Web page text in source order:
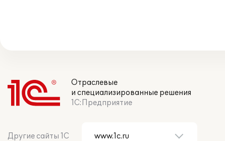
Отраслевые
и специализированные решения
1С:Предприятие
Другие сайты 1С